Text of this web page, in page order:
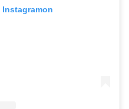
Instagramon